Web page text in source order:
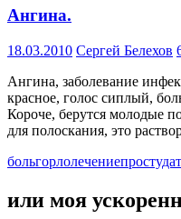
Ангина.
18.03.2010 Сергей Белехов
Ангина, заболевание
красное, голос сиплый,
Короче, берутся молодые
для полоскания, это
больгорлолечениепростуда
или моя